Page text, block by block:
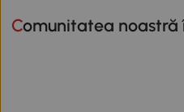
Comunitatea